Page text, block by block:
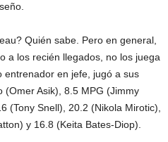
Quién sabe. Pero en general,
a los recién llegados, no los juega
entrenador en jefe, jugó a sus
(Omer Asik), 8.5 MPG (Jimmy
(Tony Snell), 20.2 (Nikola Mirotic),
y 16.8 (Keita Bates-Diop).